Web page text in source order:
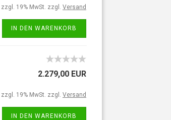
zzgl. 19% MwSt. zzgl. Versand
IN DEN WARENKORB
2.279,00 EUR
zzgl. 19% MwSt. zzgl. Versand
IN DEN WARENKORB